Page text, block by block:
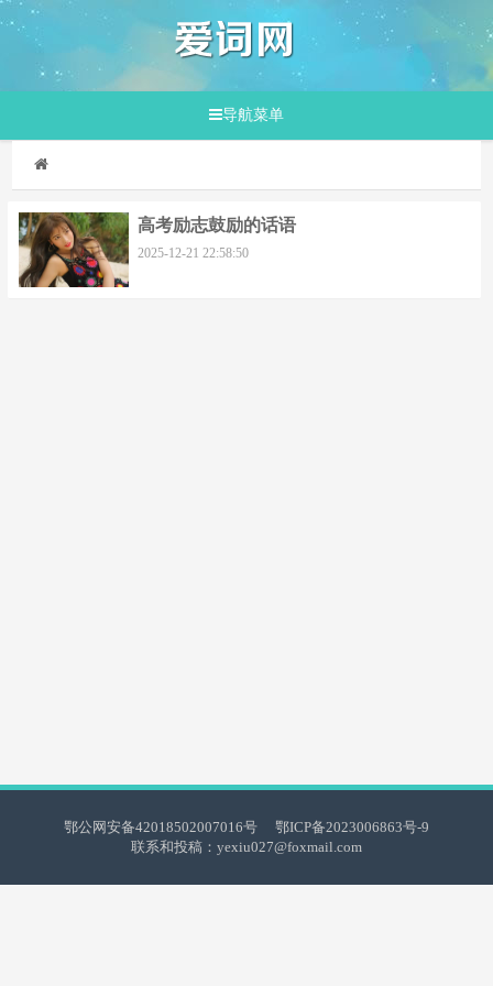
导航菜单
高考励志鼓励的话语
2025-12-21 22:58:50
鄂公网安备42018502007016号
鄂ICP备2023006863号-9
联系和投稿：yexiu027@foxmail.com